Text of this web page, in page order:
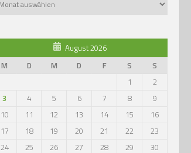
August 2026
M
D M D F S
S
1
2
3
4 5 6 7 8
9
10
11 12 13 14 15
16
17
18 19 20 21 22
23
24
25 26 27 28 29 30